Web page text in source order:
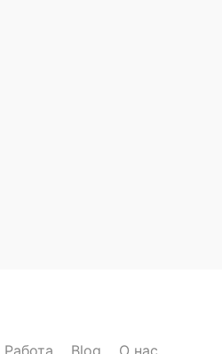
Работа Blog О нас